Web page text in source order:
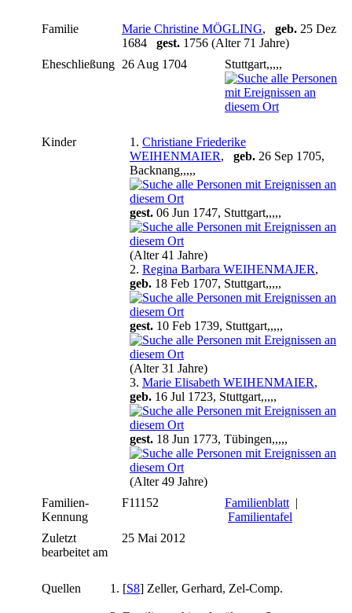
Familie Marie Christine MÖGLING, geb. 25 Dez
1684 gest. 1756 (Alter 71 Jahre)
Eheschließung 26 Aug 1704 Stuttgart,,,,,
Kinder 1. Christiane Friederike
WEIHENMAIER, geb. 26 Sep 1705,
Backnang,,,,,
gest. 06 Jun 1747, Stuttgart,,,,,
(Alter 41 Jahre)
2. Regina Barbara WEIHENMAJER,
geb. 18 Feb 1707, Stuttgart,,,,,
gest. 10 Feb 1739, Stuttgart,,,,,
(Alter 31 Jahre)
3. Marie Elisabeth WEIHENMAIER,
geb. 16 Jul 1723, Stuttgart,,,,,
gest. 18 Jun 1773, Tübingen,,,,,
(Alter 49 Jahre)
Familien-
Kennung
F11152 Familienblatt |
Familientafel
Zuletzt
bearbeitet am
25 Mai 2012
Quellen [S8] Zeller, Gerhard, Zel-Comp.